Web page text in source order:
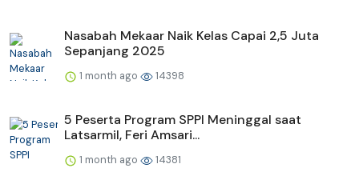
Nasabah Mekaar Naik Kelas Capai 2,5 Juta
Sepanjang 2025
1 month ago 14398
5 Peserta Program SPPI Meninggal saat
Latsarmil, Feri Amsari...
1 month ago 14381